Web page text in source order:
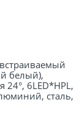
белый),
24°, 6LED*HPL,
сталь,